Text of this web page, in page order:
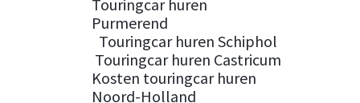
Touringcar huren
Purmerend
Touringcar huren Schiphol
Touringcar huren Castricum
Kosten touringcar huren
Noord-Holland